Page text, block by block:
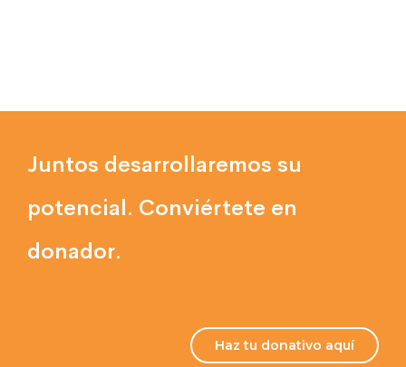
Juntos desarrollaremos su
potencial. Conviértete en
donador.
Haz tu donativo aquí